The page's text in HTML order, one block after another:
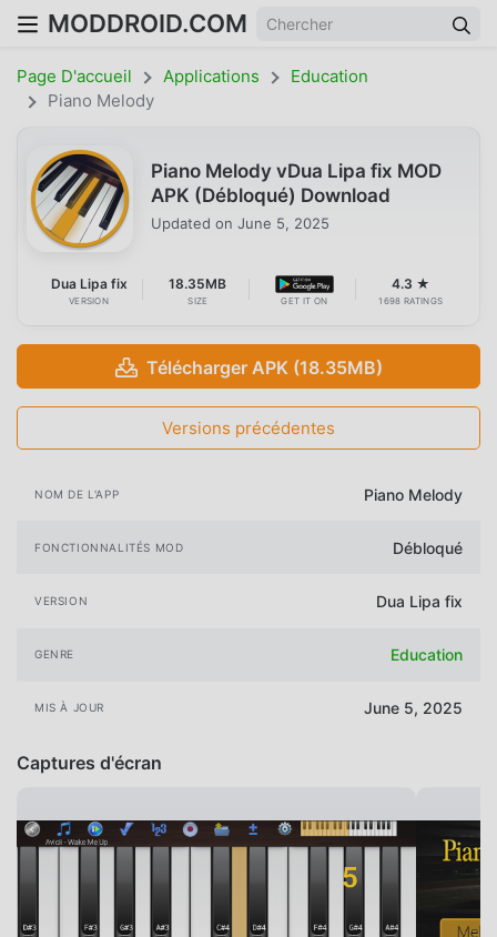
MODDROID.COM
Page D'accueil Applications
Education
Piano Melody
Piano Melody vDua Lipa fix MOD
APK (Débloqué) Download
Updated on June 5, 2025
Dua Lipa fix
VERSION
18.35MB
SIZE GET IT ON
4.3 ★
1698 RATINGS
Télécharger APK (18.35MB)
Versions précédentes
NOM DE L'APP Piano Melody
FONCTIONNALITÉS MOD Débloqué
VERSION Dua Lipa fix
GENRE Education
MIS À JOUR June 5, 2025
Captures d'écran